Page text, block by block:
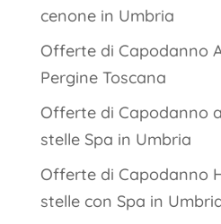
cenone in Umbria
Offerte di Capodanno
Pergine Toscana
Offerte di Capodanno
stelle Spa in Umbria
Offerte di Capodanno
stelle con Spa in